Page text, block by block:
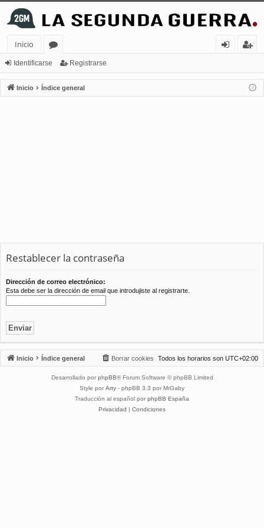
Inicio
or
os
nt
ifi
ist
ra
Identificarse Registrarse
Inicio Índice general
Restablecer la contraseña
Dirección de correo electrónico:
Esta debe ser la dirección de email que introdujiste al registrarte.
Inicio Índice general Todos los horarios son UTC+02:00
Borrar cookies
Desarrollado por phpBB® Forum Software © phpBB Limited
Style por Arty - phpBB 3.3 por MrGaby
Traducción al español por phpBB España
Privacidad | Condiciones